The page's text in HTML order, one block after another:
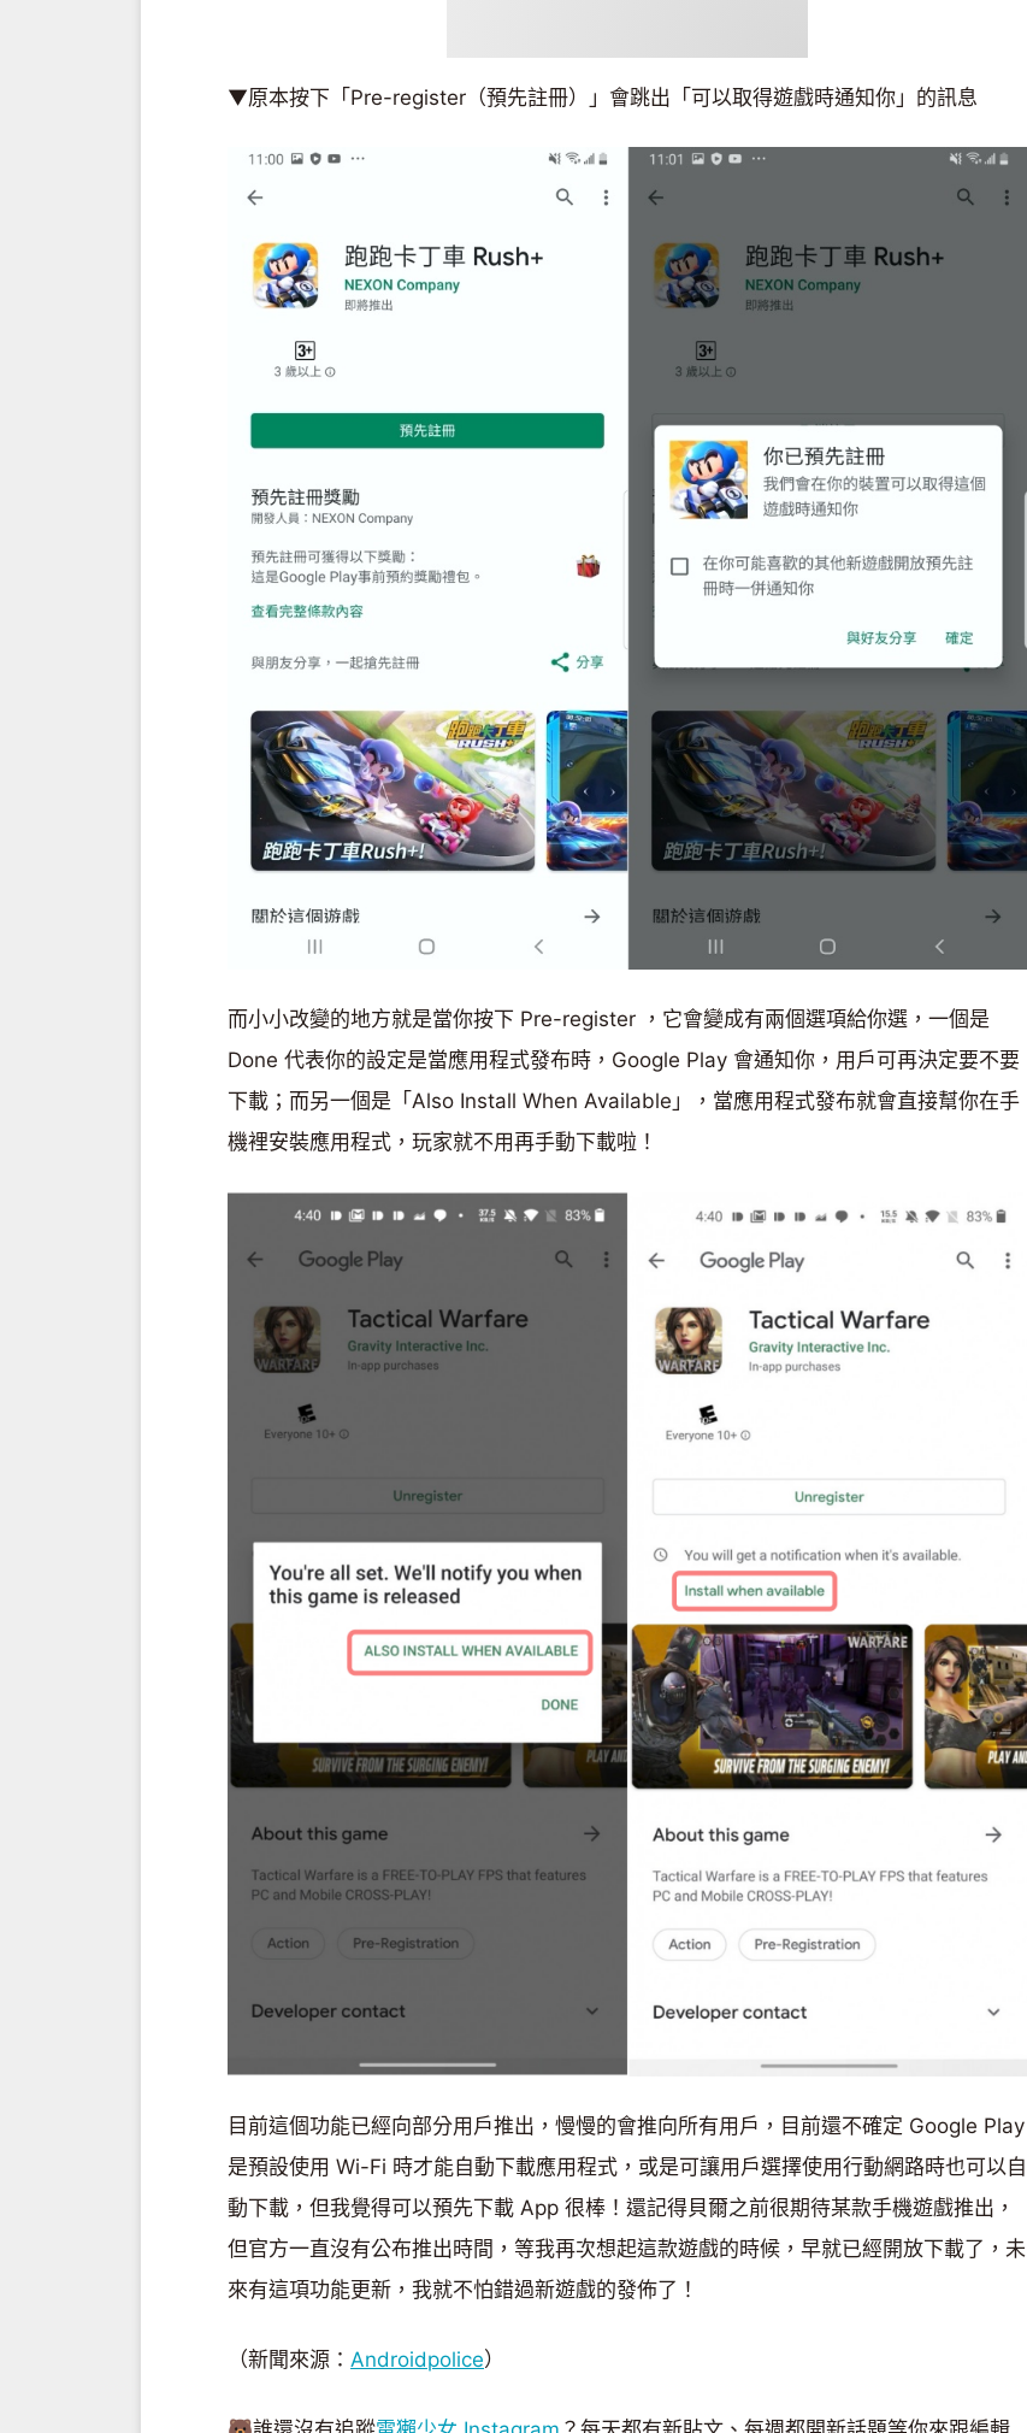
▼原本按下「Pre-register（預先註冊）」會跳出「可以取得遊戲時通知你」的訊息
而小小改變的地方就是當你按下 Pre-register ，它會變成有兩個選項給你選，一個是
Done 代表你的設定是當應用程式發布時，Google Play 會通知你，用戶可再決定要不要
下載；而另一個是「Also Install When Available」，當應用程式發布就會直接幫你在手
機裡安裝應用程式，玩家就不用再手動下載啦！
目前這個功能已經向部分用戶推出，慢慢的會推向所有用戶，目前還不確定 Google Play
是預設使用 Wi-Fi 時才能自動下載應用程式，或是可讓用戶選擇使用行動網路時也可以自
動下載，但我覺得可以預先下載 App 很棒！還記得貝爾之前很期待某款手機遊戲推出，
但官方一直沒有公布推出時間，等我再次想起這款遊戲的時候，早就已經開放下載了，未
來有這項功能更新，我就不怕錯過新遊戲的發佈了！
（新聞來源： Androidpolice）